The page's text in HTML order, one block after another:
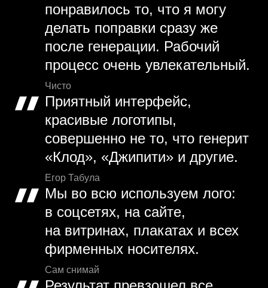
понравилось то, что я могу
делать поправки сразу же
после генерации. Рабочий
процесс очень увлекательный.
Чисто
Приятный интерфейс,
красивые логотипы,
совершенно не то, что генерит
«Клод», «Джипити» и другие.
Егор Табула
Мы во всю используем лого:
в соцсетях, на сайте,
на витринах, плакатах и всех
фирменных носителях.
Сам снимай